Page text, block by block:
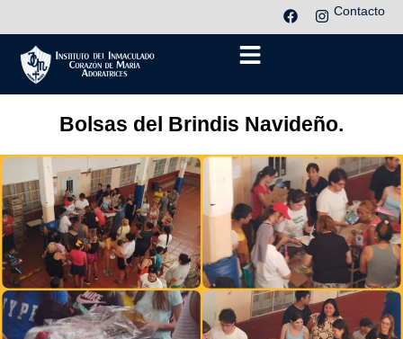
Contacto
Bolsas del Brindis Navideño.